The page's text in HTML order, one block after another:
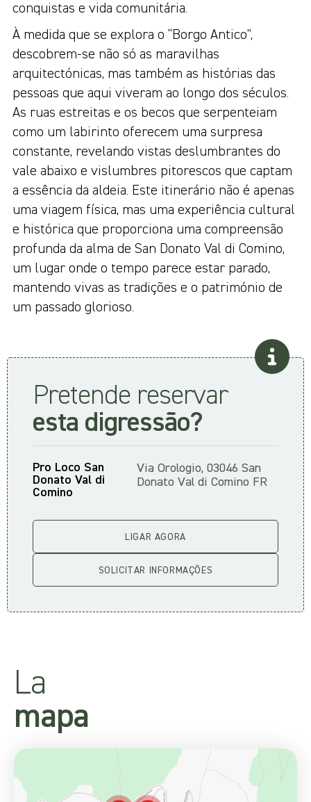
conquistas e vida comunitária.
À medida que se explora o “Borgo Antico”,
descobrem-se não só as maravilhas
arquitectónicas, mas também as histórias das
pessoas que aqui viveram ao longo dos séculos.
As ruas estreitas e os becos que serpenteiam
como um labirinto oferecem uma surpresa
constante, revelando vistas deslumbrantes do
vale abaixo e vislumbres pitorescos que captam
a essência da aldeia. Este itinerário não é apenas
uma viagem física, mas uma experiência cultural
e histórica que proporciona uma compreensão
profunda da alma de San Donato Val di Comino,
um lugar onde o tempo parece estar parado,
mantendo vivas as tradições e o património de
um passado glorioso.
Pretende reservar
esta digressão?
Pro Loco San
Donato Val di
Comino
Via Orologio, 03046 San
Donato Val di Comino FR
LIGAR AGORA
SOLICITAR INFORMAÇÕES
La
mapa